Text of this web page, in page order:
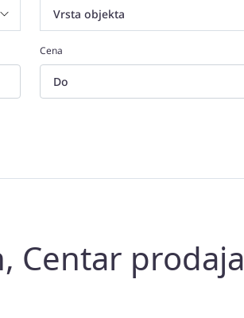
Cena
Centar prodaja